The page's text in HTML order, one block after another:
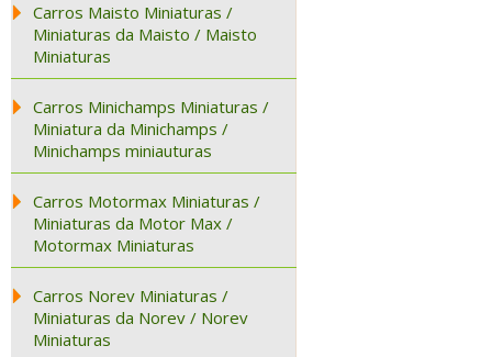
Carros Maisto Miniaturas /
Miniaturas da Maisto / Maisto
Miniaturas
Carros Minichamps Miniaturas /
Miniatura da Minichamps /
Minichamps miniauturas
Carros Motormax Miniaturas /
Miniaturas da Motor Max /
Motormax Miniaturas
Carros Norev Miniaturas /
Miniaturas da Norev / Norev
Miniaturas